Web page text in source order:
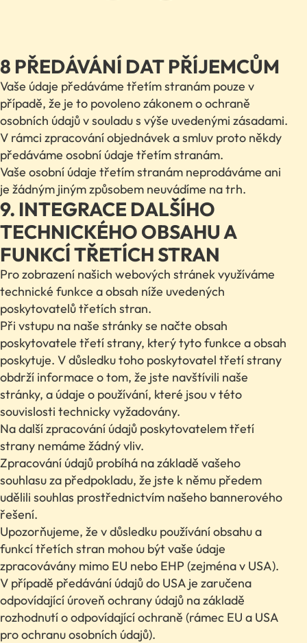
8 PŘEDÁVÁNÍ DAT PŘÍJEMCŮM
Vaše údaje předáváme třetím stranám pouze v
případě, že je to povoleno zákonem o ochraně
osobních údajů v souladu s výše uvedenými zásadami.
V rámci zpracování objednávek a smluv proto někdy
předáváme osobní údaje třetím stranám.
Vaše osobní údaje třetím stranám neprodáváme ani
je žádným jiným způsobem neuvádíme na trh.
9. INTEGRACE DALŠÍHO
TECHNICKÉHO OBSAHU A
FUNKCÍ TŘETÍCH STRAN
Pro zobrazení našich webových stránek využíváme
technické funkce a obsah níže uvedených
poskytovatelů třetích stran.
Při vstupu na naše stránky se načte obsah
poskytovatele třetí strany, který tyto funkce a obsah
poskytuje. V důsledku toho poskytovatel třetí strany
obdrží informace o tom, že jste navštívili naše
stránky, a údaje o používání, které jsou v této
souvislosti technicky vyžadovány.
Na další zpracování údajů poskytovatelem třetí
strany nemáme žádný vliv.
Zpracování údajů probíhá na základě vašeho
souhlasu za předpokladu, že jste k němu předem
udělili souhlas prostřednictvím našeho bannerového
řešení.
Upozorňujeme, že v důsledku používání obsahu a
funkcí třetích stran mohou být vaše údaje
zpracovávány mimo EU nebo EHP (zejména v USA).
V případě předávání údajů do USA je zaručena
odpovídající úroveň ochrany údajů na základě
rozhodnutí o odpovídající ochraně (rámec EU a USA
pro ochranu osobních údajů).